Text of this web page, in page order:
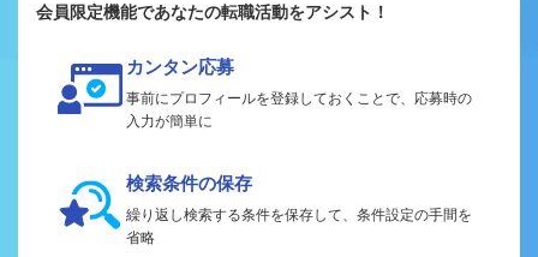
会員限定機能であなたの転職活動をアシスト！
カンタン応募
事前にプロフィールを登録しておくことで、応募時の
入力が簡単に
検索条件の保存
繰り返し検索する条件を保存して、条件設定の手間を
省略